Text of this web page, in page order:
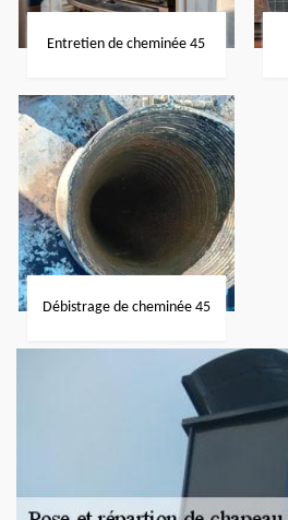
Entretien de cheminée 45
Débistrage de cheminée 45